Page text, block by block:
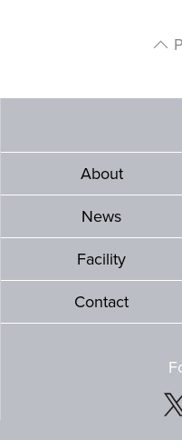
About
News
Facility
Contact